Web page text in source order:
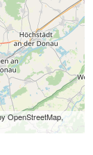
OpenStreetMap,